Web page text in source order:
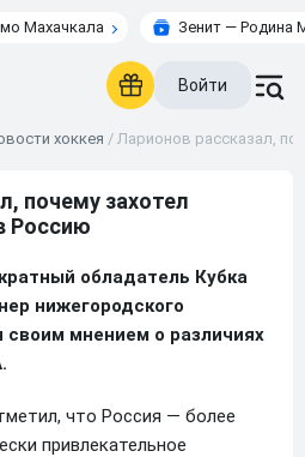
Махачкала Зенит — Родина
Войти
хоккея / Ларионов рассказал,
почему захотел
Россию
обладатель Кубка
нижегородского
своим мнением о различиях
что Россия — более
привлекательное